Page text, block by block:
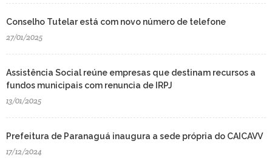
Conselho Tutelar está com novo número de telefone
27/01/2025
Assistência Social reúne empresas que destinam recursos a
fundos municipais com renuncia de IRPJ
13/01/2025
Prefeitura de Paranaguá inaugura a sede própria do CAICAVV
17/12/2024